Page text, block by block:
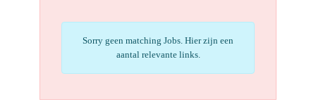
Sorry geen matching Jobs. Hier zijn een
aantal relevante links.